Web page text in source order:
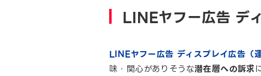
LINEヤフー広告 デ
LINEヤフー広告 ディスプレイ広告（
味・関心がありそうな潜在層への訴求